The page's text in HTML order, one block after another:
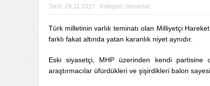
Tarih: 29.11.2017 Kategori: Beyanlar
Türk milletinin varlık teminatı olan Milliyetçi
farklı fakat altında yatan karanlık niyet aynıdır.
Eski siyasetçi, MHP üzerinden kendi partisine
araştırmacılar üfürdükleri ve şişirdikleri balon